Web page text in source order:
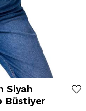
Siyah
Büstiyer